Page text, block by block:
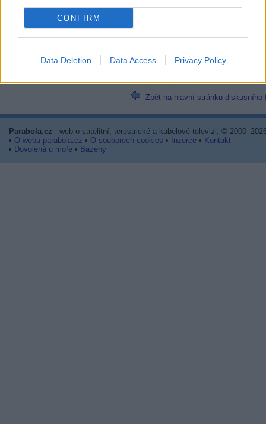
CONFIRM
Data Deletion Data Access Privacy Policy
konventorem,který skončil,jak napsal
Zpět na předchozí stránku
Zpět na hlavní stránku diskusního
Parabola.cz - web o satelitní, terestrické a kabelové televizi, ©
• O webu parabola.cz • O souborech cookies • Inzerce • Kontakt
• Dovolená u moře • Bazény